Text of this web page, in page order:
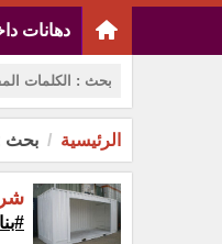
دهانات
الرئيسية بحث